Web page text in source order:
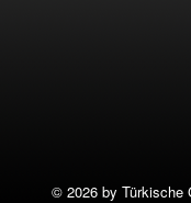
© 2026 by Türkische